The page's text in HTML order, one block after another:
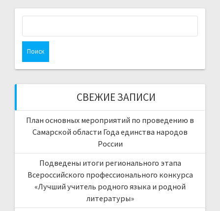
СВЕЖИЕ ЗАПИСИ
План основных мероприятий по проведению в
Самарской области Года единства народов
России
Подведены итоги регионального этапа
Всероссийского профессионального конкурса
«Лучший учитель родного языка и родной
литературы»